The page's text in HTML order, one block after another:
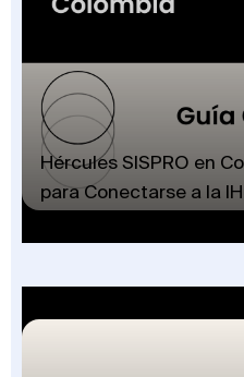
Hércules SISPRO en
para Conectarse a la